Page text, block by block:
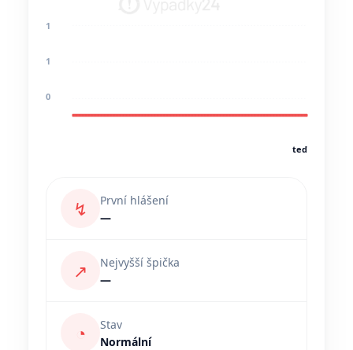
1
1
0
teď
↯
První hlášení
—
↗
Nejvyšší špička
—
◔
Stav
Normální